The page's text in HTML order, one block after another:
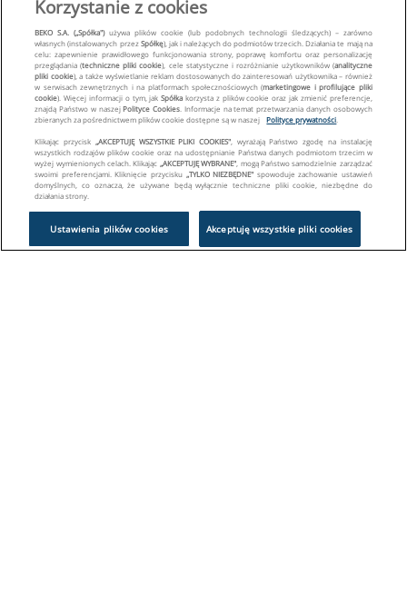
Korzystanie z cookies
BEKO S.A. („Spółka")używa plików cookie (lub podobnych technologii śledzących) – zarówno
własnych (instalowanych przezSpółkę), jak i należących do podmiotów trzecich. Działania te mają na
celu: zapewnienie prawidłowego funkcjonowania strony, poprawę komfortu oraz personalizację
przeglądania (techniczne pliki cookie), cele statystyczne i rozróżnianie użytkowników (analityczne
pliki cookie), a także wyświetlanie reklam dostosowanych do zainteresowań użytkownika – również
w serwisach zewnętrznych i na platformach społecznościowych (marketingowe i profilujące pliki
cookie). Więcej informacji o tym, jakSpółka korzysta z plików cookie oraz jak zmienić preferencje,
znajdą Państwo w naszejPolityce Cookies . Informacje na temat przetwarzania danych osobowych
zbieranych za pośrednictwem plików cookie dostępne są w naszej
Polityce prywatności
Klikając przycisk „AKCEPTUJĘ WSZYSTKIE PLIKI COOKIES" , wyrażają Państwo zgodę na instalację
wszystkich rodzajów plików cookie oraz na udostępnianie Państwa danych podmiotom trzecim w
wyżej wymienionych celach. Klikając „AKCEPTUJĘ WYBRANE" , mogą Państwo samodzielnie zarządzać
swoimi preferencjami. Kliknięcie przycisku „TYLKO NIEZBĘDNE" spowoduje zachowanie ustawień
domyślnych, co oznacza, że używane będą wyłącznie techniczne pliki cookie, niezbędne do
działania strony.
Ustawienia plików cookies Akceptuję wszystkie pliki cookies